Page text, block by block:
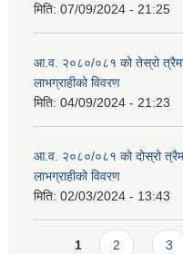
मिति: 07/09/2024 - 21:25
आ.व. २०८०/०८१ को तेस्रो
लाभग्राहीको विवरण
मिति: 04/09/2024 - 21:23
आ.व. २०८०/०८१ को दोस्रो
लाभग्राहीको विवरण
मिति: 02/03/2024 - 13:43
Pages
1 2 3